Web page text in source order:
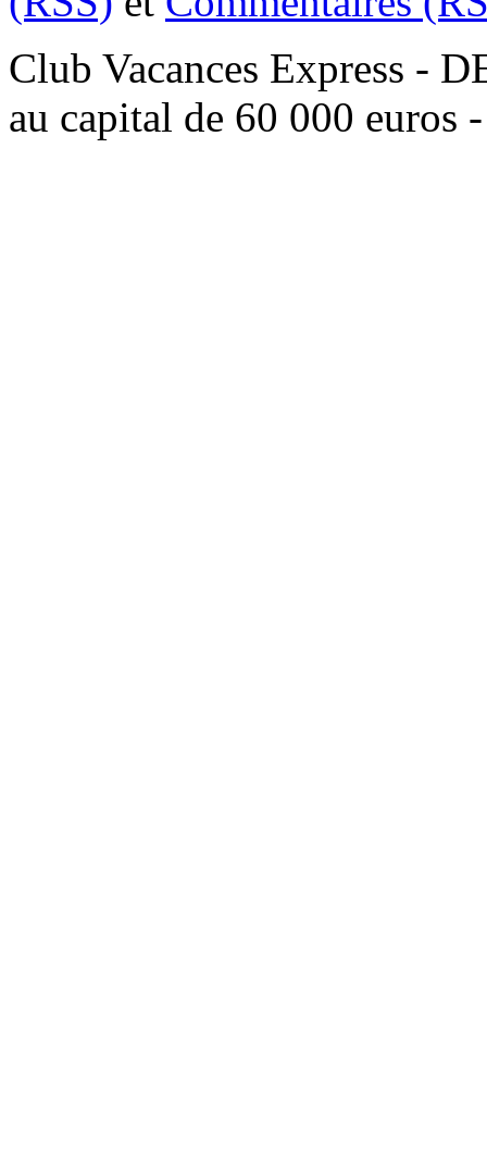
Club Vacances Express -
au capital de 60 000 euros